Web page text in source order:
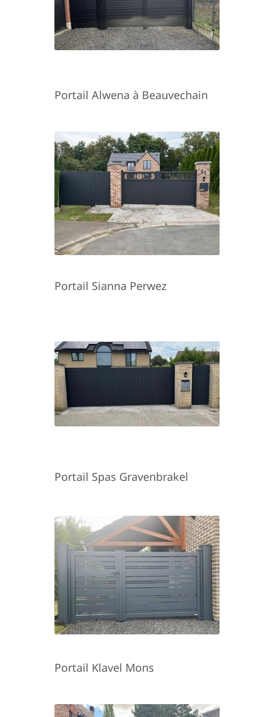
Portail Alwena à Beauvechain
Portail Sianna Perwez
Portail Spas Gravenbrakel
Portail Klavel Mons